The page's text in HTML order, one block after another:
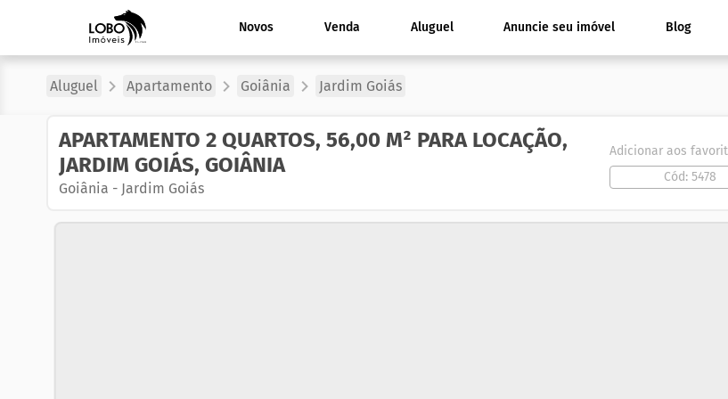
Novos Venda Aluguel Anuncie seu imóvel Blog
Aluguel Apartamento Goiânia Jardim Goiás
APARTAMENTO 2 QUARTOS, 56,00 M² PARA LOCAÇÃO,
JARDIM GOIÁS, GOIÂNIA
Goiânia - Jardim Goiás
Adicionar aos
Cód: 5478